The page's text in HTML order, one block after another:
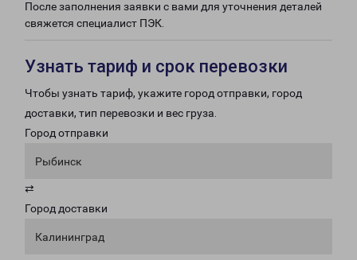
После заполнения заявки с вами для уточнения деталей
свяжется специалист ПЭК.
Узнать тариф и срок перевозки
Чтобы узнать тариф, укажите город отправки, город
доставки, тип перевозки и вес груза.
Город отправки
Рыбинск
⇄
Город доставки
Калининград